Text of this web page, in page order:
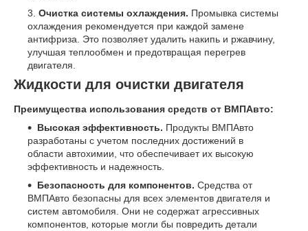
Очистка системы охлаждения. Промывка системы
охлаждения рекомендуется при каждой замене
антифриза. Это позволяет удалить накипь и ржавчину,
улучшая теплообмен и предотвращая перегрев
двигателя.
Жидкости для очистки двигателя
Преимущества использования средств от ВМПАвто:
Высокая эффективность. Продукты ВМПАвто
разработаны с учетом последних достижений в
области автохимии, что обеспечивает их высокую
эффективность и надежность.
Безопасность для компонентов. Средства от
ВМПАвто безопасны для всех элементов двигателя и
систем автомобиля. Они не содержат агрессивных
компонентов, которые могли бы повредить детали